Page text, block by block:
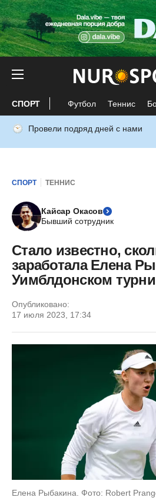
СПОРТ Футбол Теннис
Провели подряд дней с нами
СПОРТ ТЕННИС
Кайсар Окасов
Бывший сотрудник
Стало известно,
заработала Елена
Уимблдонском
Опубликовано:
17 июля 2023, 17:34
Елена Рыбакина. Фото: Robert